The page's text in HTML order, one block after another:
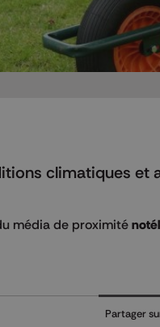
climatiques et
média de proximité
Partager